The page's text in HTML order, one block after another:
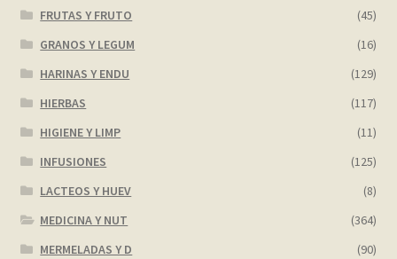
FRUTAS Y FRUTO
(45)
GRANOS Y LEGUM
(16)
HARINAS Y ENDU
(129)
HIERBAS
(117)
HIGIENE Y LIMP
(11)
INFUSIONES
(125)
LACTEOS Y HUEV
(8)
MEDICINA Y NUT
(364)
MERMELADAS Y D
(90)